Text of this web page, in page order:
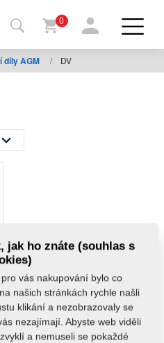
0
díly AGM / DV
jak ho znáte (souhlas s
vás nakupování bylo co
našich stránkách rychle našli
klikání a nezobrazovaly se
nezajímají. Abyste web viděli
a nemuseli se pokaždé